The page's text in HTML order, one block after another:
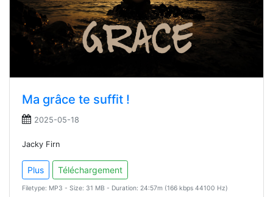
Ma grâce te suffit !
2025-05-18
Jacky Firn
Plus Téléchargement
Filetype: MP3 - Size: 31 MB - Duration: 24:57m (166 kbps 44100 Hz)